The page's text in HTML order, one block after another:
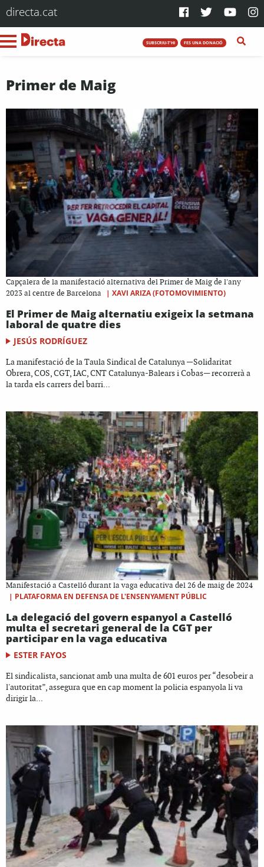
directa.cat
SUBSCRIU-T'HI FES UNA DONACIÓ
Primer de Maig
Capçalera de la manifestació alternativa del Primer de Maig de l'any
2023 al centre de Barcelona
| XAVI ARIZA (FOTOMOVIMIENTO)
El Primer de Maig alternatiu exigeix la setmana
laboral de quatre dies
JESÚS RODRÍGUEZ
La manifestació de la Taula Sindical de Catalunya —Solidaritat
Obrera, COS, CGT, IAC, CNT Catalunya-Balears i Cobas— recorrerà a
la tarda els carrers del barri...
Manifestació a Castelló durant la vaga educativa del 26 de maig de 2024
| PLATAFORMA EN DEFENSA DE L'ENSENYAMENT PÚBLIC
La delegació del govern espanyol a Castelló
multa el secretari general de la CGT per
participar en la vaga educativa
ESTER FAYOS
El sindicalista, sancionat amb una multa de 601 euros per “desobeir a
l'autoritat”, assegura que en cap moment la policia espanyola li va
dirigir la...